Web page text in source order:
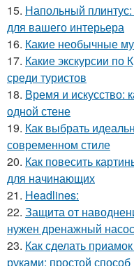
15. Напольный
для вашего интерьера
16. Какие необычные
17. Какие экскурсии
среди туристов
18. Время и искусство:
одной стене
19. Как выбрать
современном стиле
20. Как повесить
для начинающих
21. Headlines:
22. Защита от
нужен дренажный насос
23. Как сделать
руками: простой способ